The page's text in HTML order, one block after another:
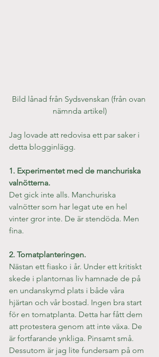
Bild lånad från Sydsvenskan (från ovan
nämnda artikel)
Jag lovade att redovisa ett par saker i
detta blogginlägg.
1. Experimentet med de manchuriska
valnötterna.
Det gick inte alls. Manchuriska
valnötter som har legat ute en hel
vinter gror inte. De är stendöda. Men
fina.
2. Tomatplanteringen.
Nästan ett fiasko i år. Under ett kritiskt
skede i plantornas liv hamnade de på
en undanskymd plats i både våra
hjärtan och vår bostad. Ingen bra start
för en tomatplanta. Detta har fått dem
att protestera genom att inte växa. De
är fortfarande ynkliga. Pinsamt små.
Dessutom är jag lite fundersam på om